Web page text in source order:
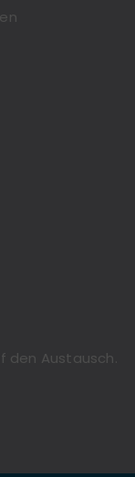
den Austausch.